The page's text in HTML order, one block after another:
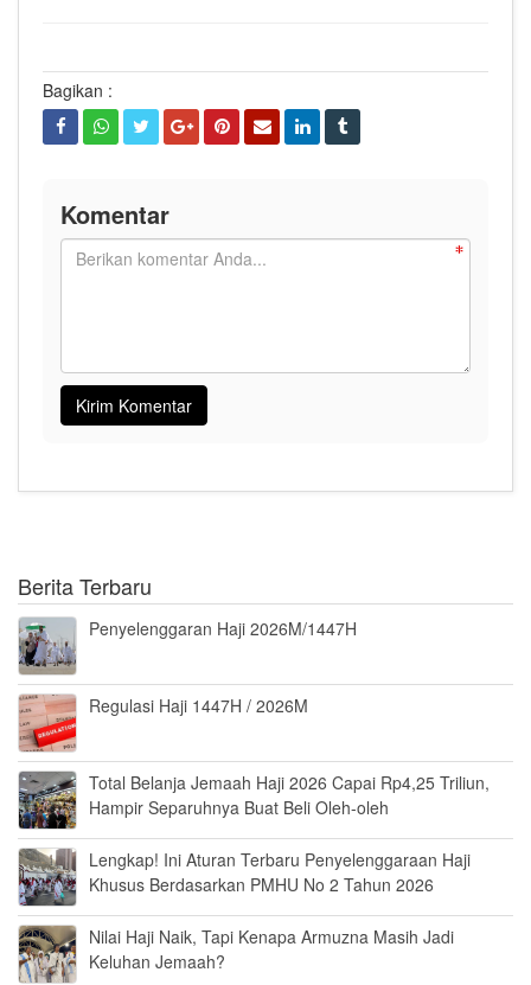
Bagikan :
Komentar
Berita Terbaru
Penyelenggaran Haji 2026M/1447H
Regulasi Haji 1447H / 2026M
Total Belanja Jemaah Haji 2026 Capai Rp4,25 Triliun,
Hampir Separuhnya Buat Beli Oleh-oleh
Lengkap! Ini Aturan Terbaru Penyelenggaraan Haji
Khusus Berdasarkan PMHU No 2 Tahun 2026
Nilai Haji Naik, Tapi Kenapa Armuzna Masih Jadi
Keluhan Jemaah?